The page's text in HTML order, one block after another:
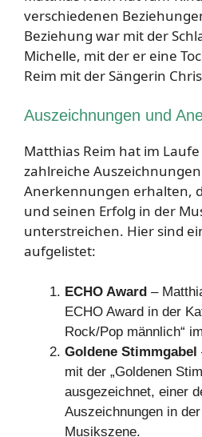
verschiedenen
Beziehung war mit der
Michelle, mit der er eine
Reim mit der Sängerin
Auszeichnungen und
Matthias Reim hat im
zahlreiche
Anerkennungen erhalten,
und seinen Erfolg in der
unterstreichen. Hier sind
aufgelistet:
ECHO Award –
ECHO Award in der
Rock/Pop männlich“
Goldene Stimmgabel
mit der „Goldenen
ausgezeichnet, einer
Auszeichnungen in
Musikszene.